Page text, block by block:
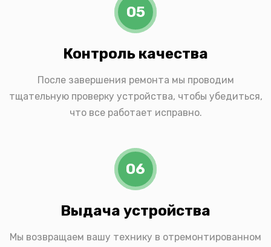
05
Контроль качества
После завершения ремонта мы проводим
тщательную проверку устройства, чтобы убедиться,
что все работает исправно.
06
Выдача устройства
Мы возвращаем вашу технику в отремонтированном